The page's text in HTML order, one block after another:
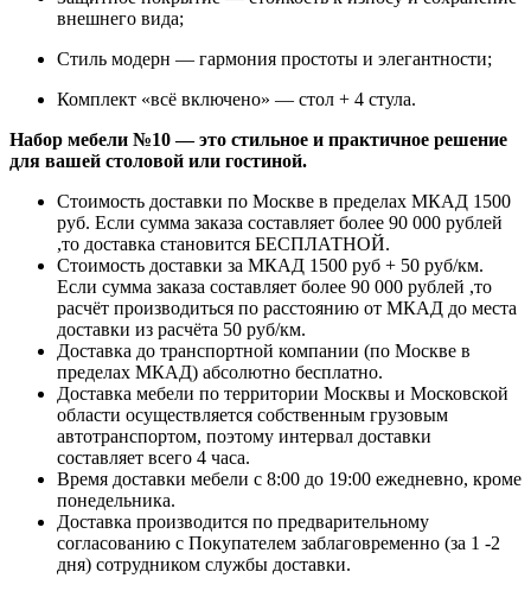
внешнего вида;
Стиль модерн — гармония простоты и элегантности;
Комплект «всё включено» — стол + 4 стула.
Набор мебели №10 — это стильное и практичное решение
для вашей столовой или гостиной.
Стоимость доставки по Москве в пределах МКАД 1500
руб. Если сумма заказа составляет более 90 000 рублей
,то доставка становится БЕСПЛАТНОЙ.
Стоимость доставки за МКАД 1500 руб + 50 руб/км.
Если сумма заказа составляет более 90 000 рублей ,то
расчёт производиться по расстоянию от МКАД до места
доставки из расчёта 50 руб/км.
Доставка до транспортной компании (по Москве в
пределах МКАД) абсолютно бесплатно.
Доставка мебели по территории Москвы и Московской
области осуществляется собственным грузовым
автотранспортом, поэтому интервал доставки
составляет всего 4 часа.
Время доставки мебели с 8:00 до 19:00 ежедневно, кроме
понедельника.
Доставка производится по предварительному
согласованию с Покупателем заблаговременно (за 1 -2
дня) сотрудником службы доставки.